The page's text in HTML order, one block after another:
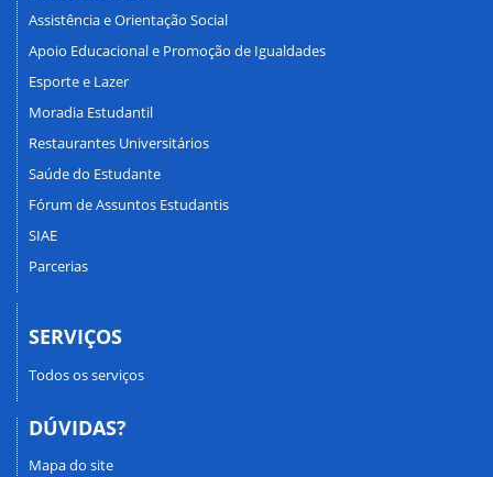
Assistência e Orientação Social
Apoio Educacional e Promoção de Igualdades
Esporte e Lazer
Moradia Estudantil
Restaurantes Universitários
Saúde do Estudante
Fórum de Assuntos Estudantis
SIAE
Parcerias
SERVIÇOS
Todos os serviços
DÚVIDAS?
Mapa do site